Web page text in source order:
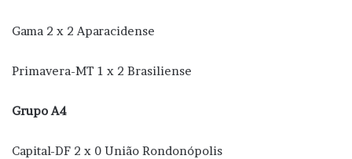
Gama 2 x 2 Aparacidense
Primavera-MT 1 x 2 Brasiliense
Grupo A4
Capital-DF 2 x 0 União Rondonópolis